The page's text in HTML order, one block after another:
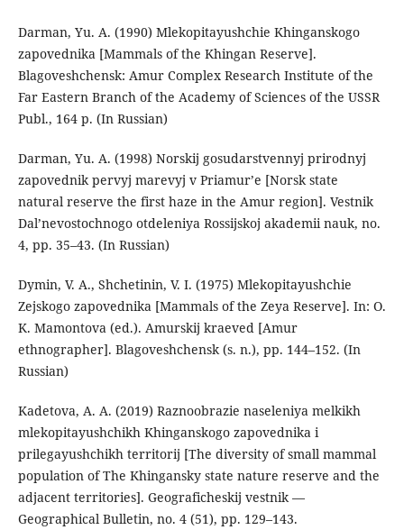
Darman, Yu. A. (1990) Mlekopitayushchie Khinganskogo
zapovednika [Mammals of the Khingan Reserve].
Blagoveshchensk: Amur Complex Research Institute of the
Far Eastern Branch of the Academy of Sciences of the USSR
Publ., 164 p. (In Russian)
Darman, Yu. A. (1998) Norskij gosudarstvennyj prirodnyj
zapovednik pervyj marevyj v Priamur’e [Norsk state
natural reserve the first haze in the Amur region]. Vestnik
Dal’nevostochnogo otdeleniya Rossijskoj akademii nauk, no.
4, pp. 35–43. (In Russian)
Dymin, V. A., Shchetinin, V. I. (1975) Mlekopitayushchie
Zejskogo zapovednika [Mammals of the Zeya Reserve]. In: O.
K. Mamontova (ed.). Amurskij kraeved [Amur
ethnographer]. Blagoveshchensk (s. n.), pp. 144–152. (In
Russian)
Kadetova, A. A. (2019) Raznoobrazie naseleniya melkikh
mlekopitayushchikh Khinganskogo zapovednika i
prilegayushchikh territorij [The diversity of small mammal
population of The Khingansky state nature reserve and the
adjacent territories]. Geograficheskij vestnik —
Geographical Bulletin, no. 4 (51), pp. 129–143.